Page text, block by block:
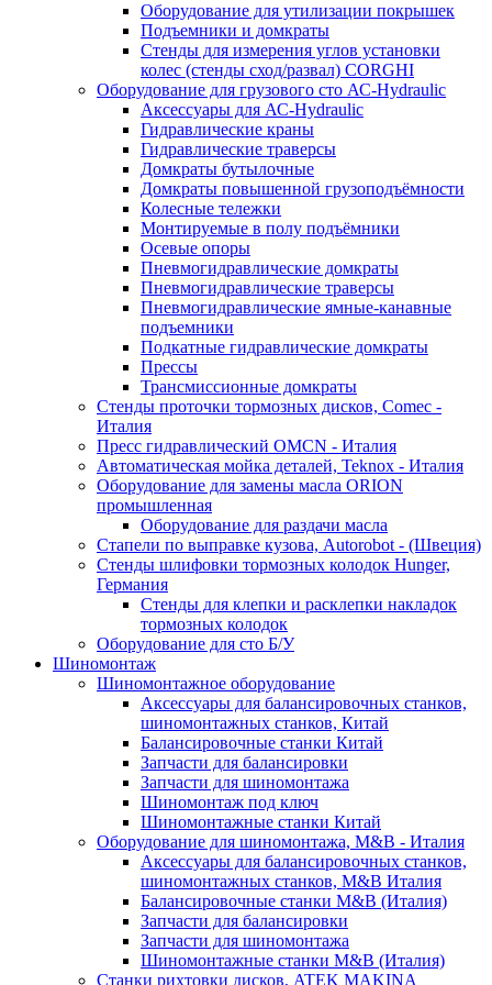
Оборудование для утилизации покрышек
Подъемники и домкраты
Стенды для измерения углов установки
колес (стенды сход/развал) CORGHI
Оборудование для грузового сто АС-Hydraulic
Аксессуары для АС-Hydraulic
Гидравлические краны
Гидравлические траверсы
Домкраты бутылочные
Домкраты повышенной грузоподъёмности
Колесные тележки
Монтируемые в полу подъёмники
Осевые опоры
Пневмогидравлические домкраты
Пневмогидравлические траверсы
Пневмогидравлические ямные-канавные
подъемники
Подкатные гидравлические домкраты
Прессы
Трансмиссионные домкраты
Стенды проточки тормозных дисков, Comec -
Италия
Пресс гидравлический OMCN - Италия
Автоматическая мойка деталей, Teknox - Италия
Оборудование для замены масла ORION
промышленная
Оборудование для раздачи масла
Стапели по выправке кузова, Autorobot - (Швеция)
Стенды шлифовки тормозных колодок Hunger,
Германия
Стенды для клепки и расклепки накладок
тормозных колодок
Оборудование для сто Б/У
Шиномонтаж
Шиномонтажное оборудование
Аксессуары для балансировочных станков,
шиномонтажных станков, Китай
Балансировочные станки Китай
Запчасти для балансировки
Запчасти для шиномонтажа
Шиномонтаж под ключ
Шиномонтажные станки Китай
Оборудование для шиномонтажа, M&B - Италия
Аксессуары для балансировочных станков,
шиномонтажных станков, M&B Италия
Балансировочные станки M&B (Италия)
Запчасти для балансировки
Запчасти для шиномонтажа
Шиномонтажные станки M&B (Италия)
Станки рихтовки дисков, ATEK MAKINA